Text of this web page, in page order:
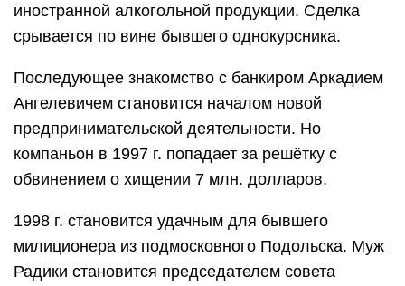
иностранной алкогольной продукции. Сделка
срывается по вине бывшего однокурсника.
Последующее знакомство с банкиром Аркадием
Ангелевичем становится началом новой
предпринимательской деятельности. Но
компаньон в 1997 г. попадает за решётку с
обвинением о хищении 7 млн. долларов.
1998 г. становится удачным для бывшего
милиционера из подмосковного Подольска. Муж
Радики становится председателем совета